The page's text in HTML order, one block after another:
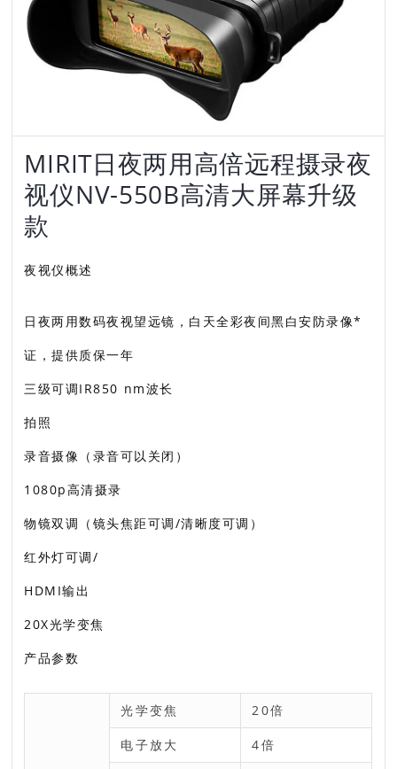
MIRIT日夜两用高倍远程摄录夜
视仪NV-550B高清大屏幕升级
款
夜视仪概述
日夜两用数码夜视望远镜，白天全彩夜间黑白安防录像*
证，提供质保一年
三级可调IR850 nm波长
拍照
录音摄像（录音可以关闭）
1080p高清摄录
物镜双调（镜头焦距可调/清晰度可调）
红外灯可调/
HDMI输出
20X光学变焦
产品参数
光学变焦 20倍
电子放大 4倍